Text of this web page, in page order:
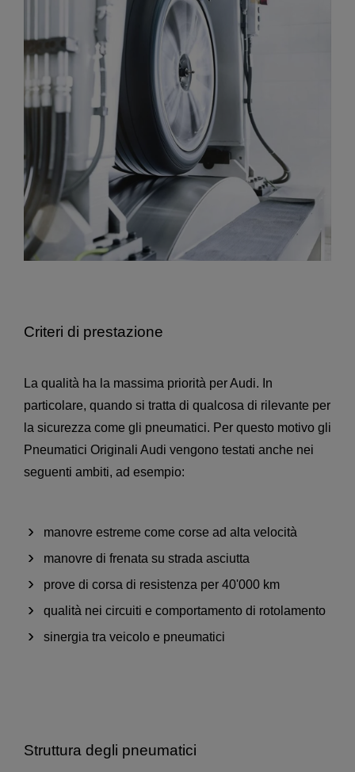
Criteri di prestazione
La qualità ha la massima priorità per Audi. In
particolare, quando si tratta di qualcosa di rilevante per
la sicurezza come gli pneumatici. Per questo motivo gli
Pneumatici Originali Audi vengono testati anche nei
seguenti ambiti, ad esempio:
manovre estreme come corse ad alta velocità
manovre di frenata su strada asciutta
prove di corsa di resistenza per 40'000 km
qualità nei circuiti e comportamento di rotolamento
sinergia tra veicolo e pneumatici
Struttura degli pneumatici